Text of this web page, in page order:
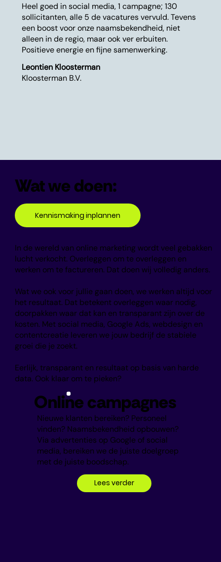
Heel goed in social media, 1 campagne; 130
sollicitanten, alle 5 de vacatures vervuld. Tevens
een boost voor onze naamsbekendheid, niet
alleen in de regio, maar ook ver erbuiten.
Positieve energie en fijne samenwerking.
Leontien Kloosterman
Kloosterman B.V.
Wat we doen:
Kennismaking inplannen
In de wereld van online marketing wordt veel gebakken
lucht verkocht. Overleggen om te overleggen en
werken om te factureren. Dat doen wij volledig anders.
Wat we ook voor jullie gaan doen, we werken altijd voor
het resultaat. Dat betekent overleggen waar nodig,
doorpakken waar dat kan en transparant zijn over de
kosten. Met social media, Google Ads, webdesign en
contentcreatie leveren we jouw bedrijf de stabiele
groei die je zoekt.
Eerlijk, transparant en resultaat op basis van harde
data. Ook klaar om te pieken?
Online campagnes
Nieuwe klanten bereiken? Personeel
vinden? Naamsbekendheid opbouwen?
Via advertenties op Google of social
media, bereiken we de juiste doelgroep
met de juiste boodschap.
Lees verder